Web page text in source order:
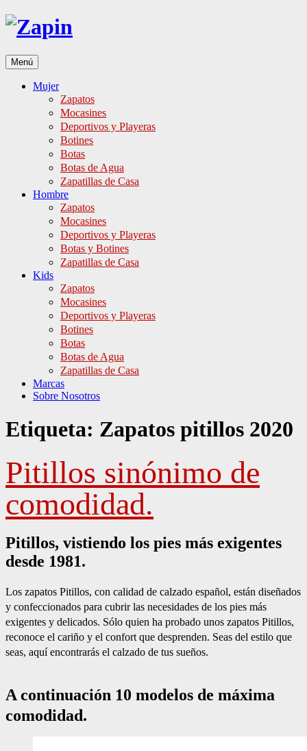
Ir
Menú
Mujer
Zapatos
Mocasines
Deportivos y Playeras
Botines
Botas
Botas de Agua
Zapatillas de Casa
Hombre
Zapatos
Mocasines
Deportivos y Playeras
Botas y Botines
Zapatillas de Casa
Kids
Zapatos
Mocasines
Deportivos y Playeras
Botines
Botas
Botas de Agua
Zapatillas de Casa
Marcas
Sobre Nosotros
Etiqueta: Zapatos pitillos 2020
Pitillos sinónimo de
comodidad.
Pitillos, vistiendo los pies más exigentes
desde 1981.
Los zapatos Pitillos, con calidad de calzado español, están diseñados
y confeccionados para cubrir las necesidades de los pies más
exigentes y delicados. Sólo quien ha probado unos zapatos Pitillos,
reconoce el cariño y el confort que desprenden. Seas del estilo que
seas, aquí encontrarás el calzado de tus sueños.
A continuación 10 modelos de máxima
comodidad.